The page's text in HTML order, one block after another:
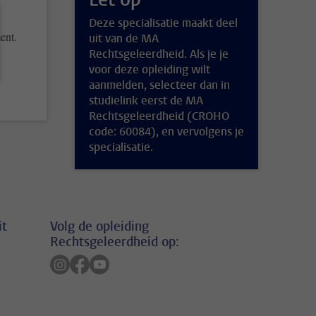
Deze specialisatie maakt deel
uit van de MA
Rechtsgeleerdheid. Als je je
voor deze opleiding wilt
aanmelden, selecteer dan in
studielink eerst de MA
Rechtsgeleerdheid (CROHO
code: 60084), en vervolgens je
specialisatie.
Volg de opleiding
Rechtsgeleerdheid op:
Volg ons op instagram
Volg ons op facebook
Volg ons op youtube